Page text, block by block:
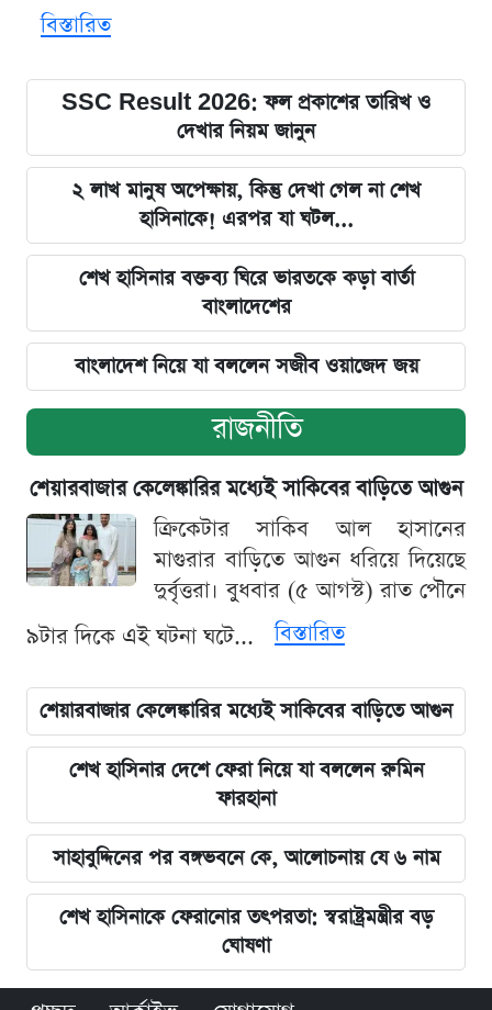
বিস্তারিত
SSC Result 2026: ফল প্রকাশের তারিখ ও
দেখার নিয়ম জানুন
২ লাখ মানুষ অপেক্ষায়, কিন্তু দেখা গেল না শেখ
হাসিনাকে! এরপর যা ঘটল...
শেখ হাসিনার বক্তব্য ঘিরে ভারতকে কড়া বার্তা
বাংলাদেশের
বাংলাদেশ নিয়ে যা বললেন সজীব ওয়াজেদ জয়
রাজনীতি
শেয়ারবাজার কেলেঙ্কারির মধ্যেই সাকিবের বাড়িতে আগুন
ক্রিকেটার সাকিব আল হাসানের
মাগুরার বাড়িতে আগুন ধরিয়ে দিয়েছে
দুর্বৃত্তরা। বুধবার (৫ আগস্ট) রাত পৌনে
৯টার দিকে এই ঘটনা ঘটে...
বিস্তারিত
শেয়ারবাজার কেলেঙ্কারির মধ্যেই সাকিবের বাড়িতে আগুন
শেখ হাসিনার দেশে ফেরা নিয়ে যা বললেন রুমিন
ফারহানা
সাহাবুদ্দিনের পর বঙ্গভবনে কে, আলোচনায় যে ৬ নাম
শেখ হাসিনাকে ফেরানোর তৎপরতা: স্বরাষ্ট্রমন্ত্রীর বড়
ঘোষণা